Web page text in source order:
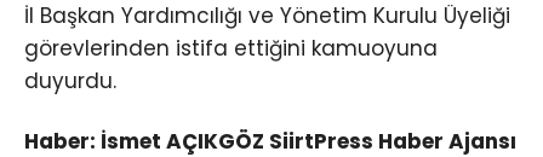
İl Başkan Yardımcılığı ve Yönetim Kurulu Üyeliği
görevlerinden istifa ettiğini kamuoyuna
duyurdu.
Haber: İsmet AÇIKGÖZ SiirtPress Haber Ajansı